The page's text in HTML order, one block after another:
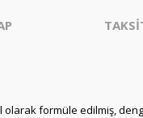
olarak formüle edilmiş,